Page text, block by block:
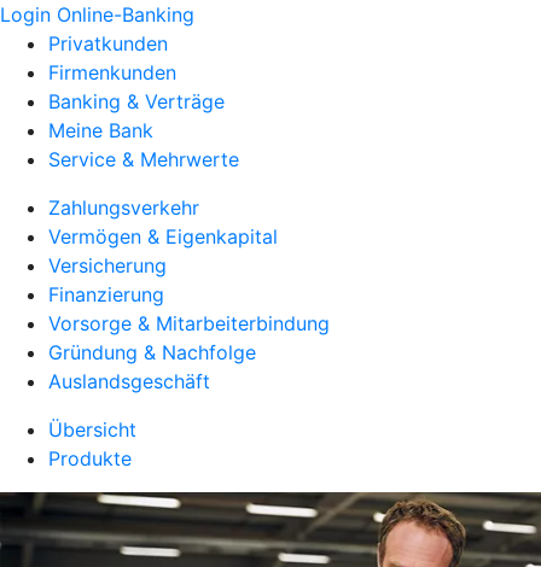
Login Online-Banking
Privatkunden
Firmenkunden
Banking & Verträge
Meine Bank
Service & Mehrwerte
Zahlungsverkehr
Vermögen & Eigenkapital
Versicherung
Finanzierung
Vorsorge & Mitarbeiterbindung
Gründung & Nachfolge
Auslandsgeschäft
Übersicht
Produkte